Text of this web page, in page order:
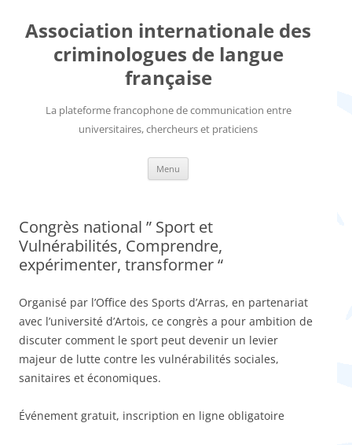
contenu
Association internationale des
criminologues de langue
française
La plateforme francophone de communication entre
universitaires, chercheurs et praticiens
Menu
Congrès national ” Sport et
Vulnérabilités, Comprendre,
expérimenter, transformer “
Organisé par l’Office des Sports d’Arras, en partenariat
avec l’université d’Artois, ce congrès a pour ambition de
discuter comment le sport peut devenir un levier
majeur de lutte contre les vulnérabilités sociales,
sanitaires et économiques.
Événement gratuit, inscription en ligne obligatoire